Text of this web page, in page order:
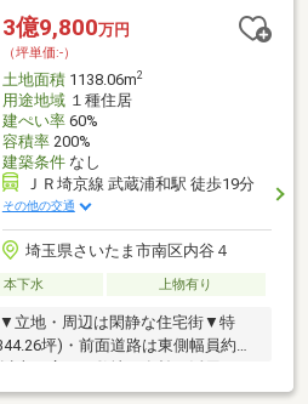
3億9,800万円
（坪単価:-）
土地面積1138.06m2
用途地域１種住居
建ぺい率60%
容積率200%
建築条件なし
ＪＲ埼京線 武蔵浦和駅 徒歩19分
その他の交通
埼玉県さいたま市南区内谷４
本下水 上物有り
立地・周辺は閑静な住宅街▼特
坪)・前面道路は東側幅員約
ありません・お好きなハウスメー